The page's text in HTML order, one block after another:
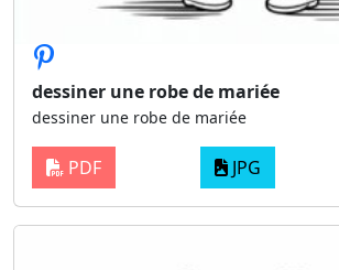
dessiner une robe de mariée
dessiner une robe de mariée
PDF JPG